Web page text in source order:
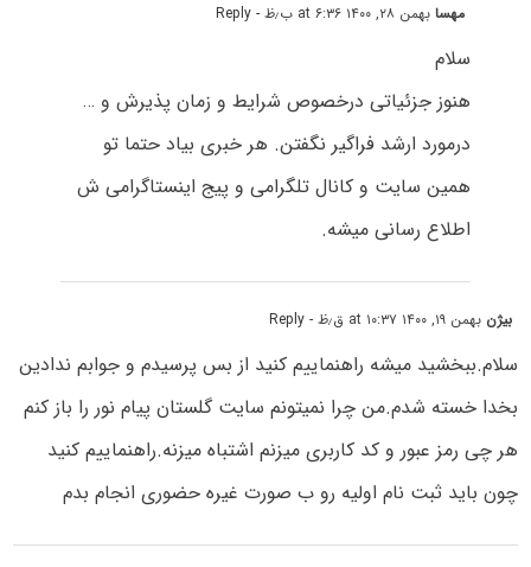
مهسابهمن ۲۸, ۱۴۰۰ at ۶:۳۶ ب٫ظ - Reply
سلام
هنوز جزئیاتی درخصوص شرایط و زمان پذیرش و …
درمورد ارشد فراگیر نگفتن. هر خبری بیاد حتما تو
همین سایت و کانال تلگرامی و پیج اینستاگرامی ش
اطلاع رسانی میشه.
بیژن بهمن ۱۹, ۱۴۰۰ at ۱۰:۳۷ ق٫ظ - Reply
سلام.ببخشید میشه راهنماییم کنید از بس پرسیدم و جوابم ندادین
بخدا خسته شدم.من چرا نمیتونم سایت گلستان پیام نور را باز کنم
هر چی رمز عبور و کد کاربری میزنم اشتباه میزنه.راهنماییم کنید
چون باید ثبت نام اولیه رو ب صورت غیره حضوری انجام بدم